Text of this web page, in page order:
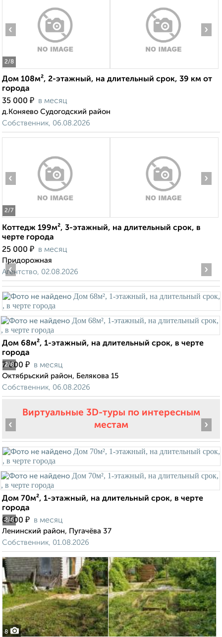
2/8
‹ ›
Дом 108м², 2-этажный, на длительный срок, 39 км от
города
35 000 ₽ в месяц
д.Коняево Судогодский район
Собственник, 06.08.2026
2/7
‹ ›
Коттедж 199м², 3-этажный, на длительный срок, в
черте города
25 000 ₽ в месяц
Придорожная
Агентство, 02.08.2026
2/8
‹ ›
Дом 68м², 1-этажный, на длительный срок, в черте
города
7 000 ₽ в месяц
Октябрьский район, Белякова 15
Собственник, 06.08.2026
Виртуальные 3D-туры по интересным
местам
2/6
‹ ›
Дом 70м², 1-этажный, на длительный срок, в черте
города
6 500 ₽ в месяц
Ленинский район, Пугачёва 37
Собственник, 01.08.2026
8